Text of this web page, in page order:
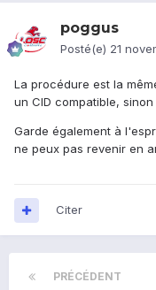
poggus
Posté(e) 21
La procédure est la
un CID compatible,
Garde également à
ne peux pas revenir en
Citer
PRÉCÉDENT